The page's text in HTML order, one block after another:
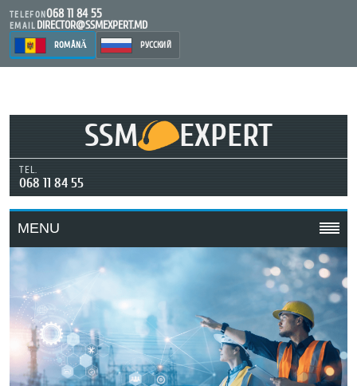
TELEFON068 11 84 55
EMAIL DIRECTOR@SSMEXPERT.MD
ROMÂNĂ РУССКИЙ
SSM EXPERT
TEL.
068 11 84 55
MENU